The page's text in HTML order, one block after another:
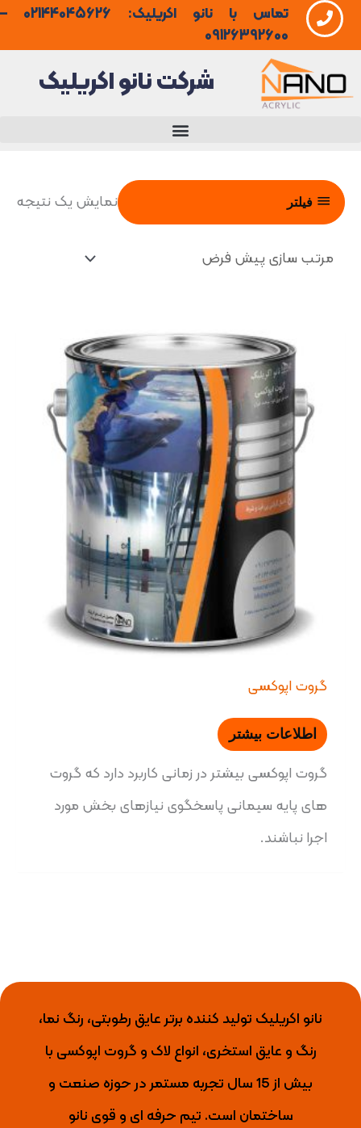
رفتن
به
محتوا
تماس با نانو اکریلیک: 02144045626 –
09126392600
شرکت نانو اکریلیک
فیلتر نمایش یک نتیجه
گروت اپوکسی
اطلاعات بیشتر
گروت اپوکسی بیشتر در زمانی کاربرد دارد که گروت
های پایه سیمانی پاسخگوی نیازهای بخش مورد
اجرا نباشند.
نانو اکریلیک تولید کننده برتر عایق رطوبتی، رنگ نما،
رنگ و عایق استخری، انواع لاک و گروت اپوکسی با
بیش از 15 سال تجربه مستمر در حوزه صنعت و
ساختمان است. تیم حرفه ای و قوی نانو